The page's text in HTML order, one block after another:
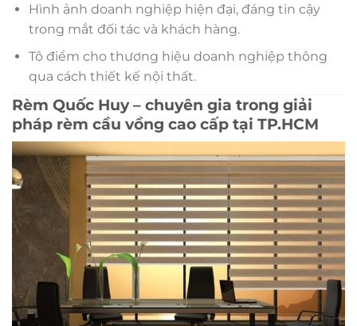
Hình ảnh doanh nghiệp hiện đại, đáng tin cậy
trong mắt đối tác và khách hàng.
Tô điểm cho thương hiệu doanh nghiệp thông
qua cách thiết kế nội thất.
Rèm Quốc Huy – chuyên gia trong giải
pháp rèm cầu vồng cao cấp tại TP.HCM